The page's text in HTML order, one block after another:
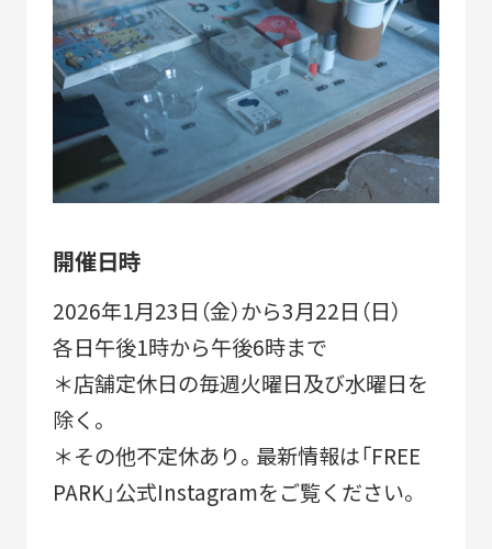
HISTORY
「すみだモダン」の成り立ちと現在地
「すみだモダン」ブランド認証商品
2010-2018
「すみだモダン」ブランド認証飲食店メニュー
2011-2018
すみだモダンブルーパートナー
2021-
開催日時
2026年1月23日（金）から3月22日（日）
各日午後1時から午後6時まで
＊店舗定休日の毎週火曜日及び水曜日を
除く。
＊その他不定休あり。最新情報は「FREE
PARK」公式Instagramをご覧ください。